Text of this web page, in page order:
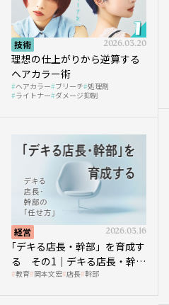
技術 2026.03.20
理想の仕上がりから逆算する
ヘアカラー術
ヘアカラー ブリーチ 処理剤
ライトナー ダメージ抑制
経営 2026.03.16
｢デキる店長・幹部」を育成す
る その1｜デキる店長・幹部
の「任せ方」
教育 岡本文宏 店長 幹部